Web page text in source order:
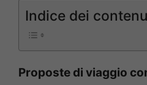
Indice dei
Proposte di viaggio